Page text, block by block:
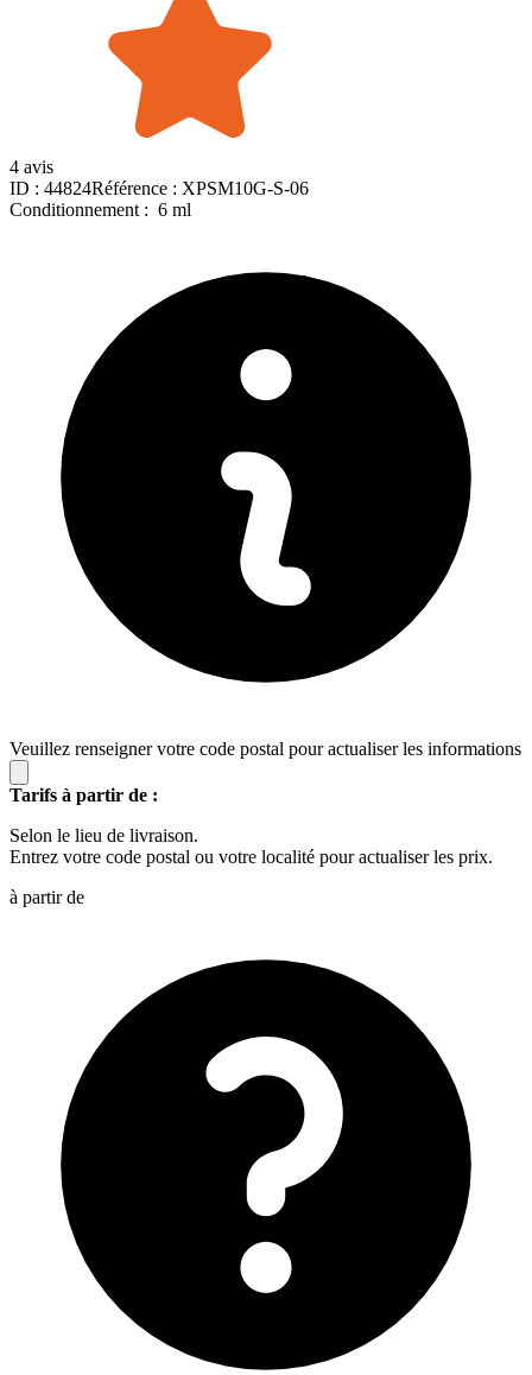
4 avis
ID : 44824Référence : XPSM10G-S-06
Conditionnement : 6 ml
Veuillez renseigner votre code postal pour actualiser les informations
Tarifs à partir de :
Selon le lieu de livraison.
Entrez votre code postal ou votre localité pour actualiser les prix.
à partir de